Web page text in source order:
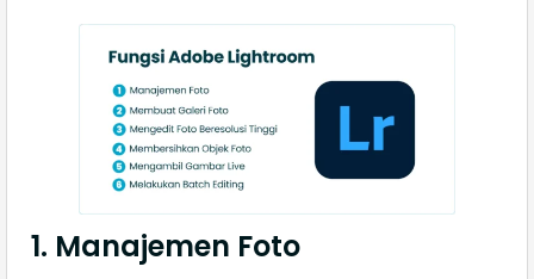
1. Manajemen Foto